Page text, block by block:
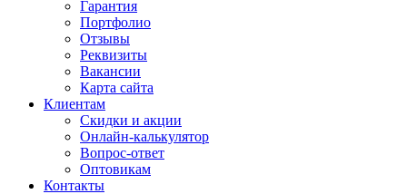
Гарантия
Портфолио
Отзывы
Реквизиты
Вакансии
Карта сайта
Клиентам
Скидки и акции
Онлайн-калькулятор
Вопрос-ответ
Оптовикам
Контакты